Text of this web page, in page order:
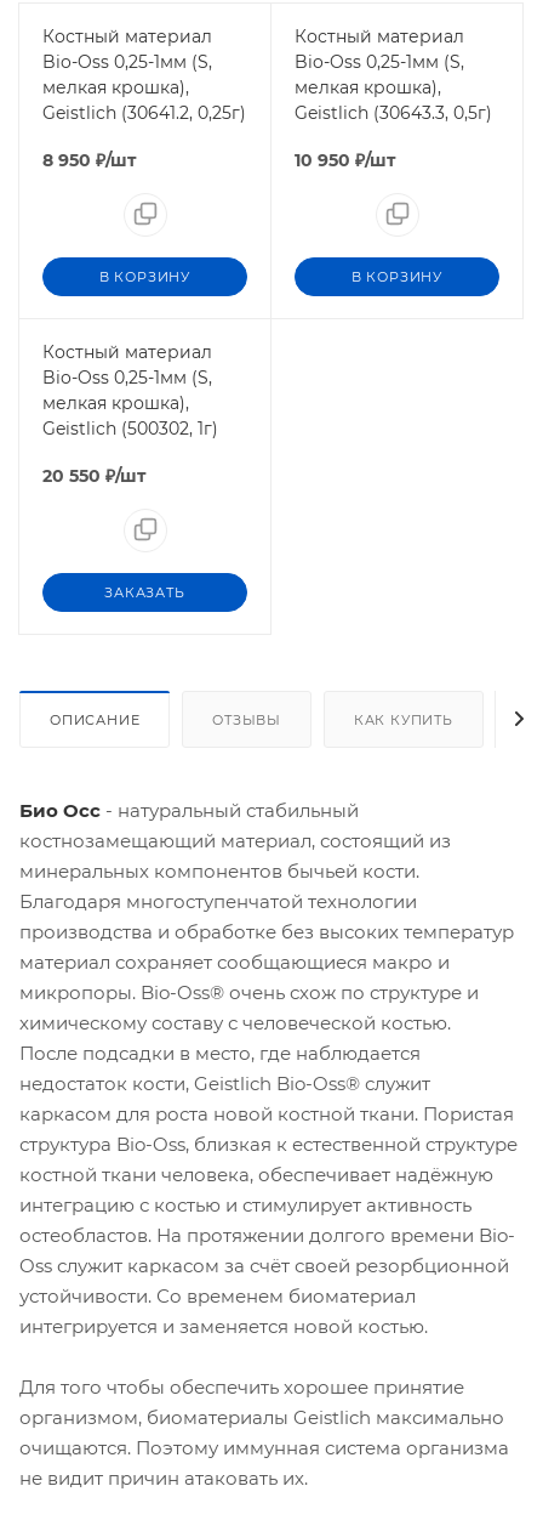
Костный материал
Bio-Oss 0,25-1мм (S,
мелкая крошка),
Geistlich (30641.2, 0,25г)
8 950 ₽/шт
В КОРЗИНУ
Костный материал
Bio-Oss 0,25-1мм (S,
мелкая крошка),
Geistlich (30643.3, 0,5г)
10 950 ₽/шт
В КОРЗИНУ
Костный материал
Bio-Oss 0,25-1мм (S,
мелкая крошка),
Geistlich (500302, 1г)
20 550 ₽/шт
ЗАКАЗАТЬ
ОПИСАНИЕ ОТЗЫВЫ КАК КУПИТЬ
Био Осс - натуральный стабильный
костнозамещающий материал, состоящий из
минеральных компонентов бычьей кости.
Благодаря многоступенчатой технологии
производства и обработке без высоких температур
материал сохраняет сообщающиеся макро и
микропоры. Bio-Oss® очень схож по структуре и
химическому составу с человеческой костью.
После подсадки в место, где наблюдается
недостаток кости, Geistlich Bio-Oss® служит
каркасом для роста новой костной ткани. Пористая
структура Bio-Oss, близкая к естественной структуре
костной ткани человека, обеспечивает надёжную
интеграцию с костью и стимулирует активность
остеобластов. На протяжении долгого времени Bio-
Oss служит каркасом за счёт своей резорбционной
устойчивости. Со временем биоматериал
интегрируется и заменяется новой костью.
Для того чтобы обеспечить хорошее принятие
организмом, биоматериалы Geistlich максимально
очищаются. Поэтому иммунная система организма
не видит причин атаковать их.